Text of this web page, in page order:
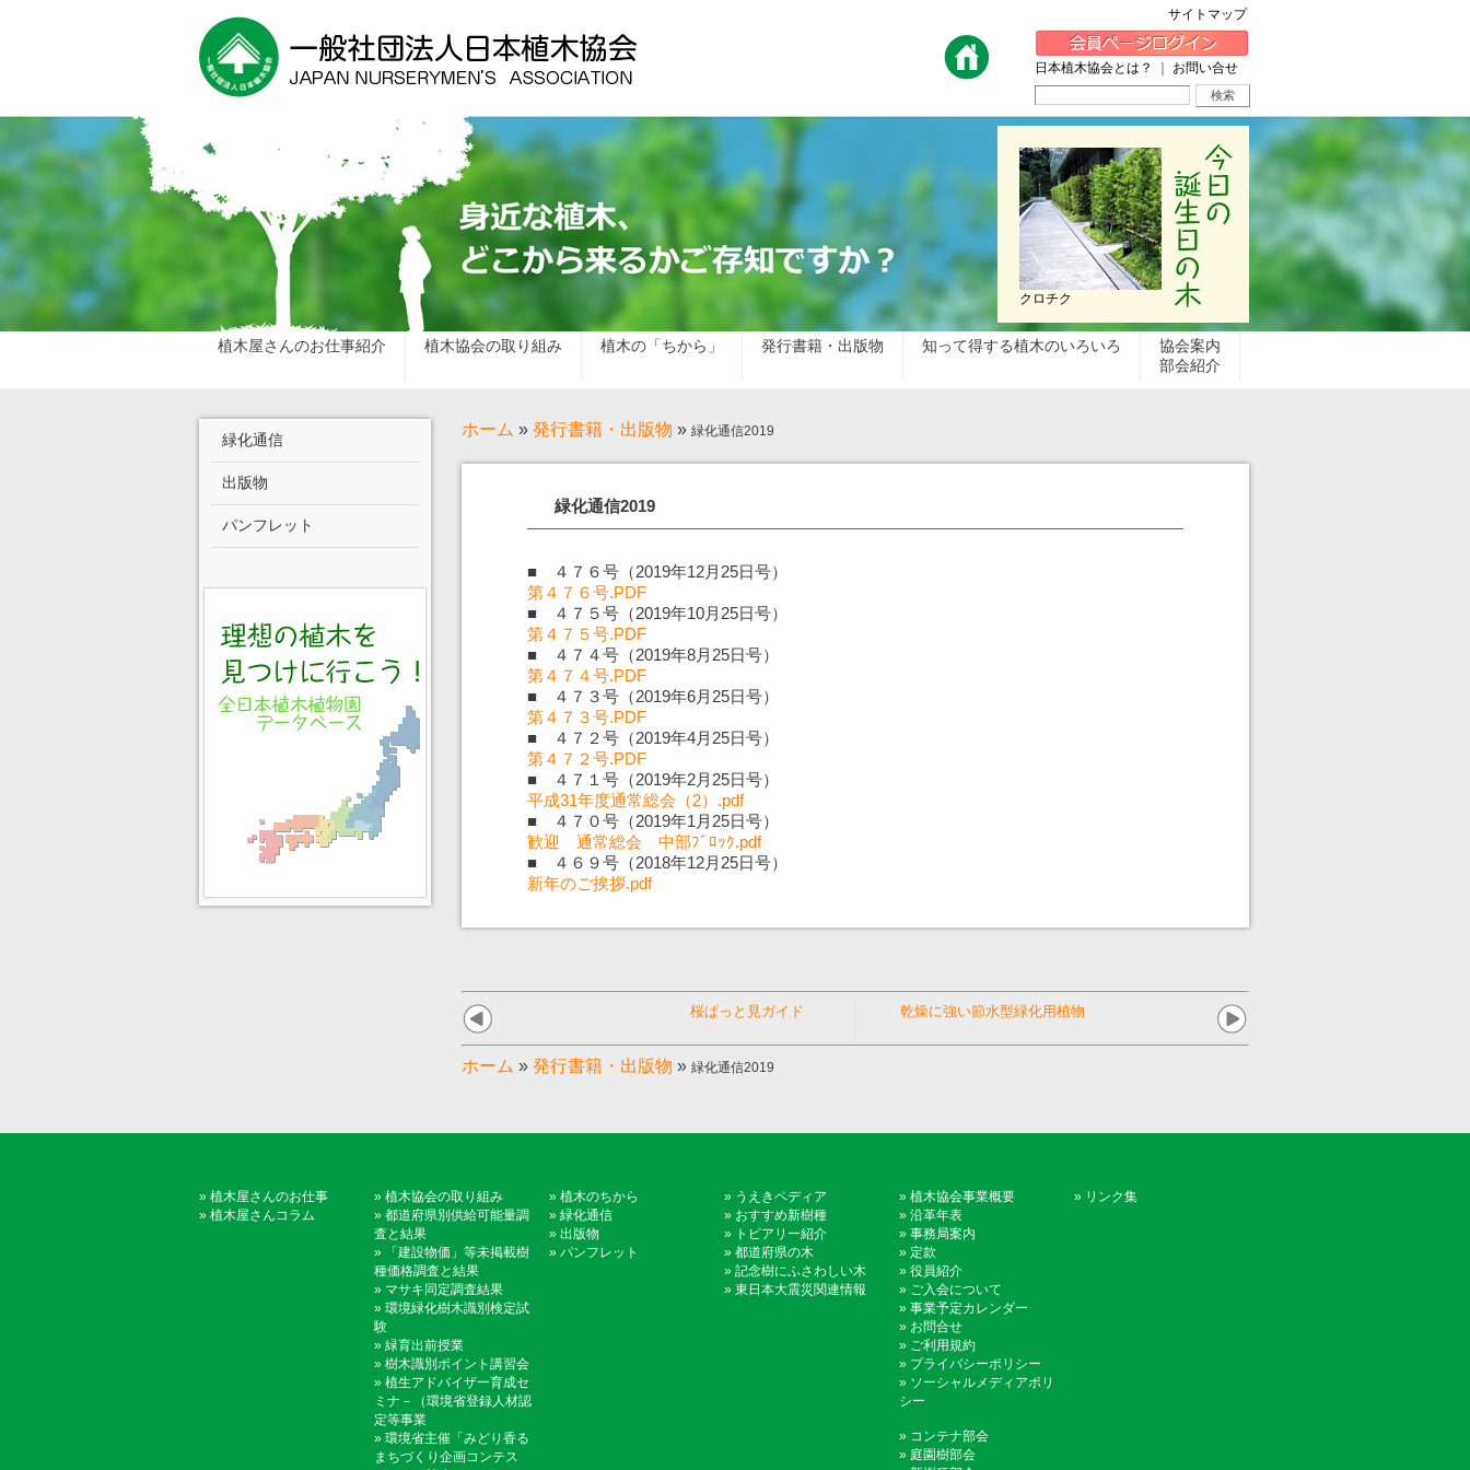
サイトマップ
日本植木協会とは？ お問い合せ
クロチク
植木屋さんのお仕事紹介 植木協会の取り組み 植木の「ちから」 発行書籍・出版物 知って得する植木のいろいろ
協会案内
部会紹介
ホーム » 発行書籍・出版物 » 緑化通信2019
緑化通信2019
■ ４７６号（2019年12月25日号）
第４７６号.PDF
■ ４７５号（2019年10月25日号）
第４７５号.PDF
■ ４７４号（2019年8月25日号）
第４７４号.PDF
■ ４７３号（2019年6月25日号）
第４７３号.PDF
■ ４７２号（2019年4月25日号）
第４７２号.PDF
■ ４７１号（2019年2月25日号）
平成31年度通常総会（2）.pdf
■ ４７０号（2019年1月25日号）
歓迎 通常総会 中部ﾌﾞﾛｯｸ.pdf
■ ４６９号（2018年12月25日号）
新年のご挨拶.pdf
桜ぱっと見ガイド 乾燥に強い節水型緑化用植物
ホーム » 発行書籍・出版物 » 緑化通信2019
緑化通信
出版物
パンフレット
» 植木屋さんのお仕事
» 植木屋さんコラム
» 植木協会の取り組み
» 都道府県別供給可能量調
査と結果
»
「建設物価」等未掲載樹
種価格調査と結果
» マサキ同定調査結果
» 環境緑化樹木識別検定試
験
» 緑育出前授業
» 樹木識別ポイント講習会
» 植生アドバイザー育成セ
ミナ－（環境省登録人材認
定等事業
» 環境省主催「みどり香る
まちづくり企画コンテス
» 植木のちから
» 緑化通信
» 出版物
» パンフレット
» うえきペディア
» おすすめ新樹種
» トピアリー紹介
» 都道府県の木
» 記念樹にふさわしい木
» 東日本大震災関連情報
» 植木協会事業概要
» 沿革年表
» 事務局案内
» 定款
» 役員紹介
» ご入会について
» 事業予定カレンダー
» お問合せ
» ご利用規約
» プライバシーポリシー
» ソーシャルメディアポリ
シー
» コンテナ部会
» 庭園樹部会
» リンク集